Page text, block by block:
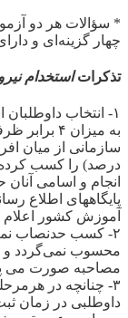
* سؤالات هر دو
چهار گزینه‌ای و
تذکراتاستخدام
۱- انتخاب
به میزان
درصد) را کسب
پایگاههای اطلاع
آموزش کشور اعلام
۲- کسب حدنصاب
محسوب نمی‌گردد و
مصاحبه صورت می
۳- چنانچه در
داوطلبی در زمان